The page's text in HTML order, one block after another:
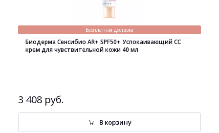
Бесплатная доставка
Биодерма Сенсибио AR+ SPF50+ Успокаивающий СС
крем для чувствительной кожи 40 мл
3 408 руб.
В корзину